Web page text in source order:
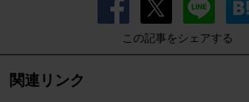
この記事をシェアする
関連リンク